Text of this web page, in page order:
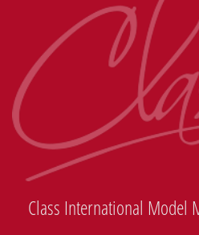
Class International Model